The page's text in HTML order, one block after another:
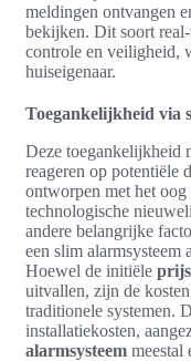
meldingen ontvangen
bekijken. Dit soort
controle en veiligheid,
huiseigenaar.
Toegankelijkheid via
Deze toegankelijkheid
reageren op potentiële
ontworpen met het
technologische
andere belangrijke
een slim alarmsysteem
Hoewel de initiële prijs
uitvallen, zijn de
traditionele systemen.
installatiekosten,
alarmsysteem meestal